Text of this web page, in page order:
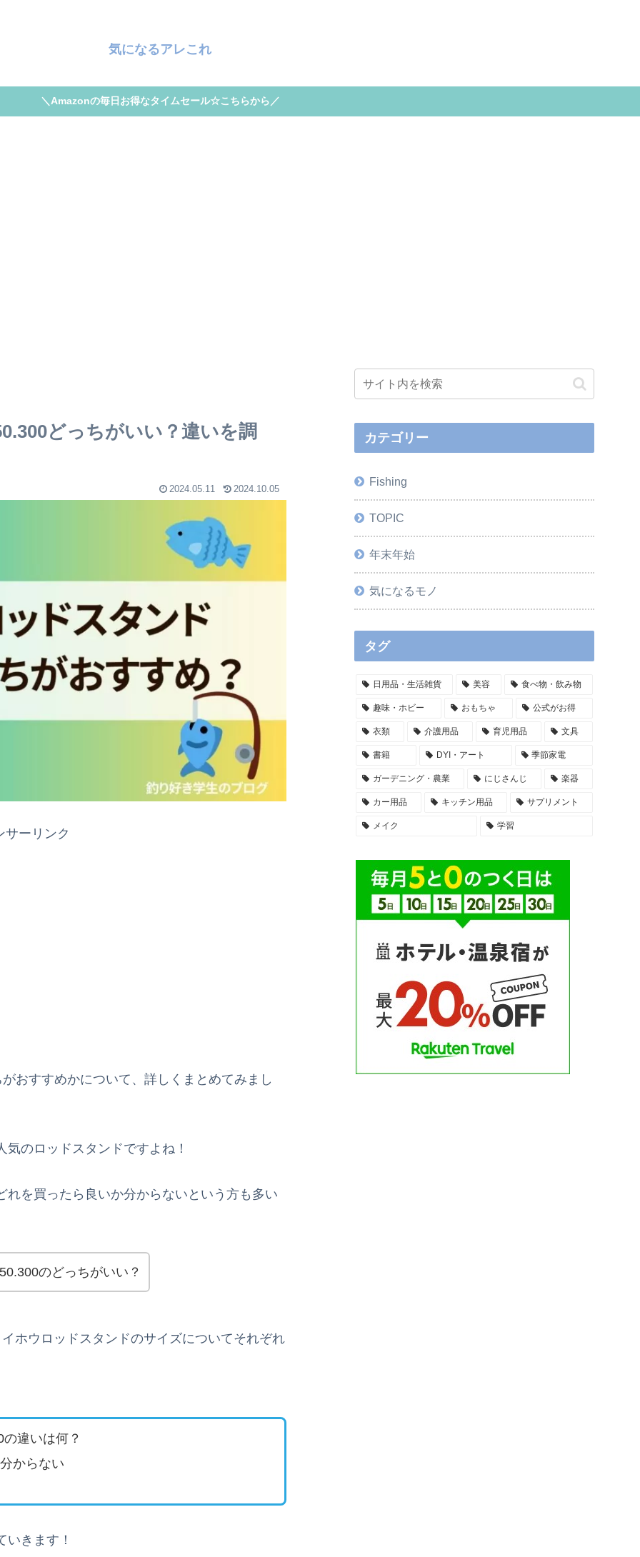
気になるアレこれ
＼Amazonの毎日お得なタイムセール☆こちらから／
どっちがいい？違いを調
2024.05.11 2024.10.05
サーリンク
おすすめかについて、詳しくまとめてみまし
のロッドスタンドですよね！
を買ったら良いか分からないという方も多い
のどっちがいい？
ホウロッドスタンドのサイズについてそれぞれ
違いは何？
からない
きます！
カテゴリー
Fishing
TOPIC
年末年始
気になるモノ
タグ
日用品・生活雑貨 美容 食べ物・飲み物
趣味・ホビー おもちゃ 公式がお得
衣類 介護用品 育児用品 文具
書籍 DYI・アート 季節家電
ガーデニング・農業 にじさんじ 楽器
カー用品 キッチン用品 サプリメント
メイク 学習